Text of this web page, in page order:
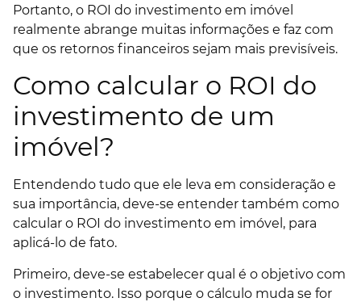
Portanto, o ROI do investimento em imóvel
realmente abrange muitas informações e faz com
que os retornos financeiros sejam mais previsíveis.
Como calcular o ROI do
investimento de um
imóvel?
Entendendo tudo que ele leva em consideração e
sua importância, deve-se entender também como
calcular o ROI do investimento em imóvel, para
aplicá-lo de fato.
Primeiro, deve-se estabelecer qual é o objetivo com
o investimento. Isso porque o cálculo muda se for